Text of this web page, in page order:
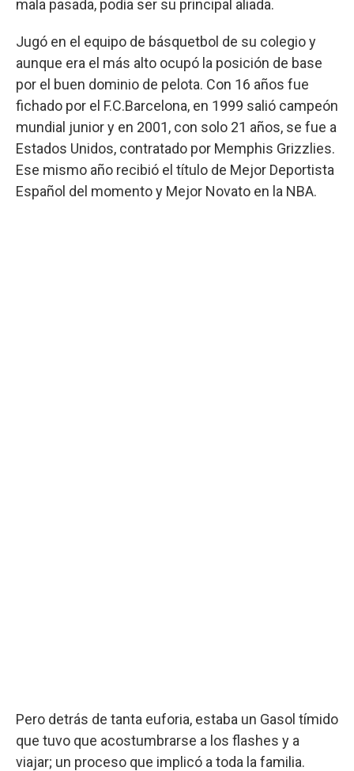
mala pasada, podía ser su principal aliada.
Jugó en el equipo de básquetbol de su colegio y
aunque era el más alto ocupó la posición de base
por el buen dominio de pelota. Con 16 años fue
fichado por el F.C.Barcelona, en 1999 salió campeón
mundial junior y en 2001, con solo 21 años, se fue a
Estados Unidos, contratado por Memphis Grizzlies.
Ese mismo año recibió el título de Mejor Deportista
Español del momento y Mejor Novato en la NBA.
Pero detrás de tanta euforia, estaba un Gasol tímido
que tuvo que acostumbrarse a los flashes y a
viajar; un proceso que implicó a toda la familia.